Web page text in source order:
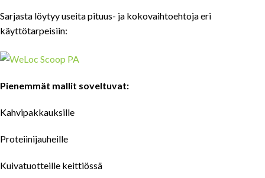
Sarjasta löytyy useita pituus- ja kokovaihtoehtoja eri
käyttötarpeisiin:
Pienemmät mallit soveltuvat:
Kahvipakkauksille
Proteiinijauheille
Kuivatuotteille keittiössä